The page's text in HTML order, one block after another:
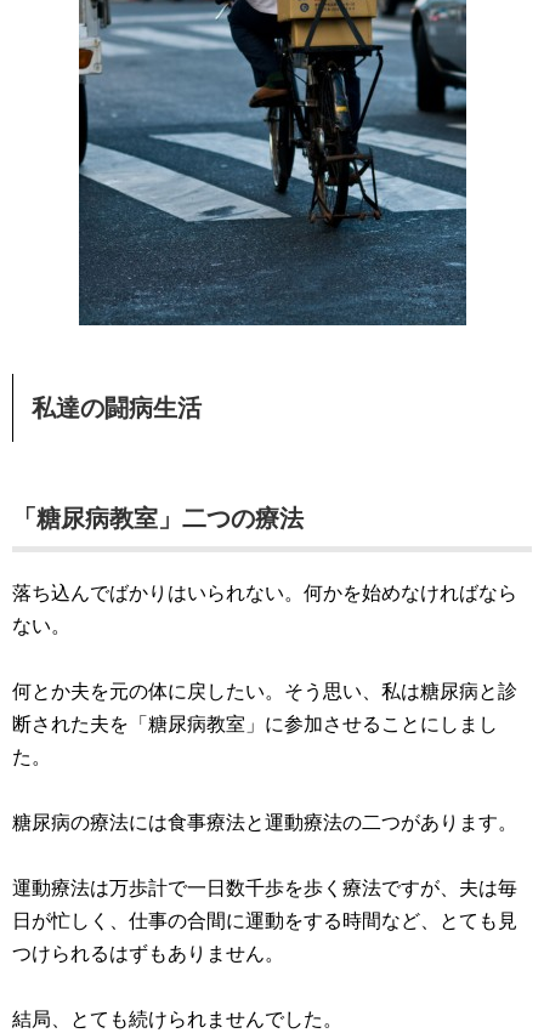
私達の闘病生活
「糖尿病教室」二つの療法
落ち込んでばかりはいられない。何かを始めなければなら
ない。
何とか夫を元の体に戻したい。そう思い、私は糖尿病と診
断された夫を「糖尿病教室」に参加させることにしまし
た。
糖尿病の療法には食事療法と運動療法の二つがあります。
運動療法は万歩計で一日数千歩を歩く療法ですが、夫は毎
日が忙しく、仕事の合間に運動をする時間など、とても見
つけられるはずもありません。
結局、とても続けられませんでした。